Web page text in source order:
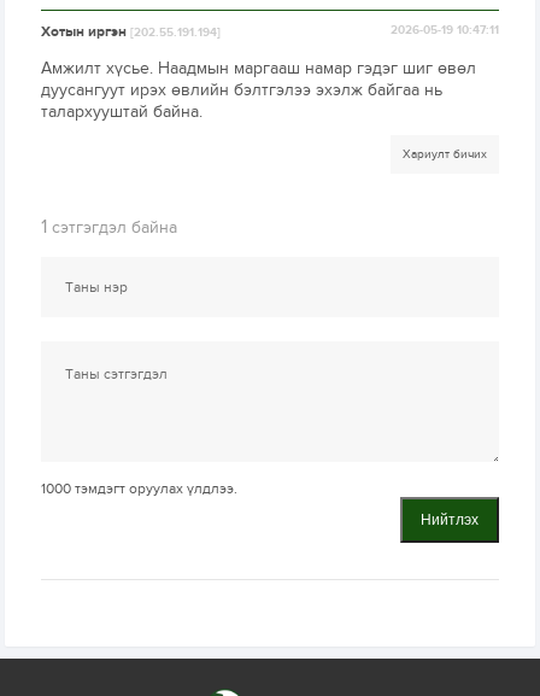
Хотын иргэн[202.55.191.194] 2026-05-19 10:47:11
Амжилт хүсье. Наадмын маргааш намар гэдэг шиг өвөл
дуусангуут ирэх өвлийн бэлтгэлээ эхэлж байгаа нь
талархууштай байна.
Хариулт бичих
1 сэтгэгдэл байна
1000 тэмдэгт оруулах үлдлээ.
Нийтлэх